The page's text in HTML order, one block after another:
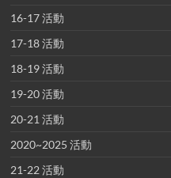
16-17 活動
17-18 活動
18-19 活動
19-20 活動
20-21 活動
2020~2025 活動
21-22 活動